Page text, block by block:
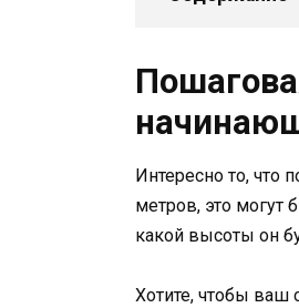
Интересно то, что
метров, это могут
какой высоты он
Хотите, чтобы ваш